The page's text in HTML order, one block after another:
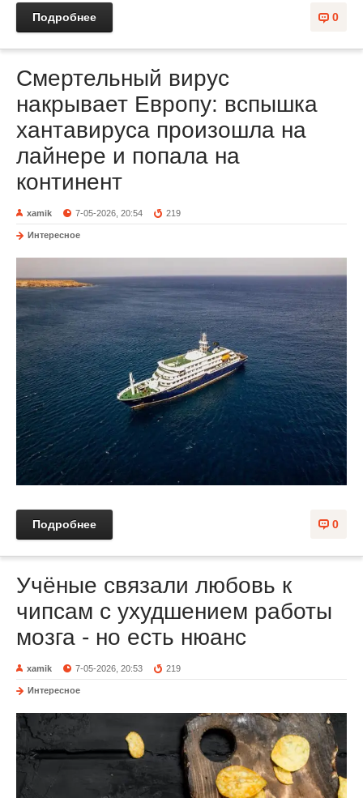
0
Подробнее
Смертельный вирус
накрывает Европу: вспышка
хантавируса произошла на
лайнере и попала на
континент
xamik 7-05-2026, 20:54 219
Интересное
0
Подробнее
Учёные связали любовь к
чипсам с ухудшением работы
мозга - но есть нюанс
xamik 7-05-2026, 20:53 219
Интересное